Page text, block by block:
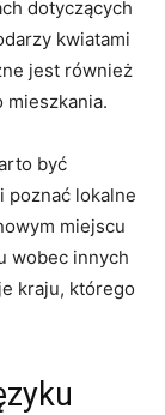
dotyczących
kwiatami
jest również
⁣być
poznać lokalne
​miejscu
wobec innych
kraju, którego